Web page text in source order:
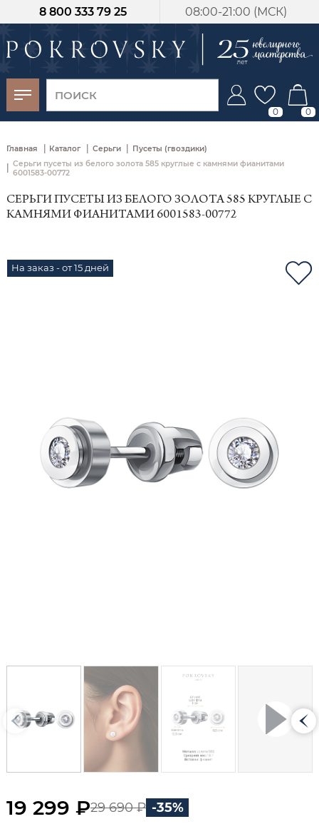
08:00-21:00 (МСК)
8 800 333 79 25
0 0
Главная | Каталог | Серьги | Пусеты (гвоздики)
Серьги пусеты из белого золота 585 круглые с камнями фианитами
6001583-00772
СЕРЬГИ ПУСЕТЫ ИЗ БЕЛОГО ЗОЛОТА 585 КРУГЛЫЕ С
КАМНЯМИ ФИАНИТАМИ 6001583-00772
На заказ - от 15 дней
19 299 ₽29 690 ₽ -35%
-30%
от 15 дней с
момента оплаты